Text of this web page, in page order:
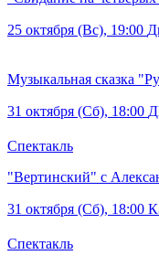
25 октября (Вс), 19:00
Музыкальная сказка
31 октября (Сб), 18:00
Спектакль
"Вертинский" с
31 октября (Сб), 18:00
Спектакль